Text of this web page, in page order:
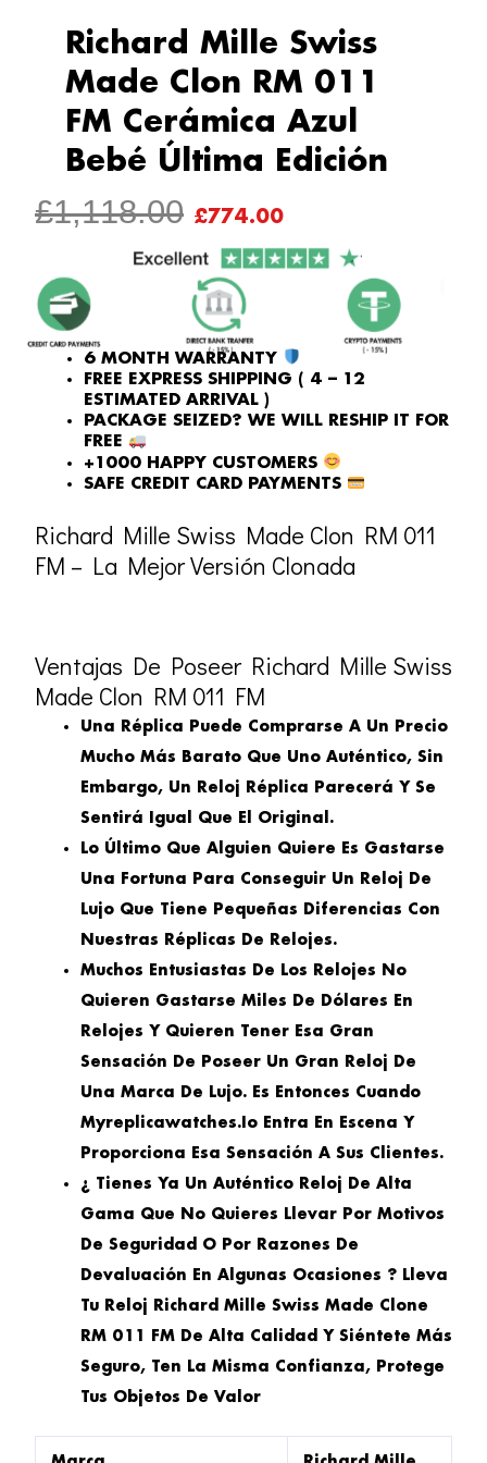
Richard Mille Swiss
Made Clon RM 011
FM Cerámica Azul
Bebé Última Edición
£1,118.00 ORIGINAL
PRICE
WAS:
£1,118.00.
£774.00CURRENT
PRICE
IS:
£774.00.
6 MONTH WARRANTY
FREE EXPRESS SHIPPING ( 4 – 12
ESTIMATED ARRIVAL )
PACKAGE SEIZED? WE WILL RESHIP IT FOR
FREE
+1000 HAPPY CUSTOMERS
SAFE CREDIT CARD PAYMENTS
Richard Mille Swiss Made Clon RM 011
FM – La Mejor Versión Clonada
Ventajas De Poseer Richard Mille Swiss
Made Clon RM 011 FM
Una Réplica Puede Comprarse A Un Precio
Mucho Más Barato Que Uno Auténtico, Sin
Embargo, Un Reloj Réplica Parecerá Y Se
Sentirá Igual Que El Original.
Lo Último Que Alguien Quiere Es Gastarse
Una Fortuna Para Conseguir Un Reloj De
Lujo Que Tiene Pequeñas Diferencias Con
Nuestras Réplicas De Relojes.
Muchos Entusiastas De Los Relojes No
Quieren Gastarse Miles De Dólares En
Relojes Y Quieren Tener Esa Gran
Sensación De Poseer Un Gran Reloj De
Una Marca De Lujo. Es Entonces Cuando
Myreplicawatches.io Entra En Escena Y
Proporciona Esa Sensación A Sus Clientes.
¿ Tienes Ya Un Auténtico Reloj De Alta
Gama Que No Quieres Llevar Por Motivos
De Seguridad O Por Razones De
Devaluación En Algunas Ocasiones ? Lleva
Tu Reloj Richard Mille Swiss Made Clone
RM 011 FM De Alta Calidad Y Siéntete Más
Seguro, Ten La Misma Confianza, Protege
Tus Objetos De Valor